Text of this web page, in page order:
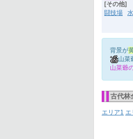
[その他]
闘技場
背景が
山菜
山菜爺
古代林
エリア1 エ